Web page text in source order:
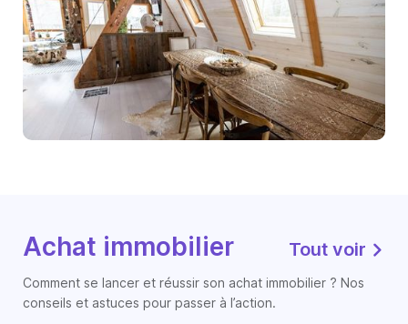
Achat immobilier Tout voir
Comment se lancer et réussir son achat immobilier ? Nos
conseils et astuces pour passer à l’action.